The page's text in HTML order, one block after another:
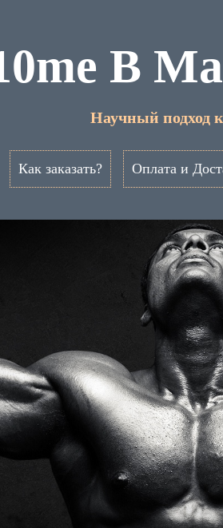
В
Научный подход
Как заказать? Оплата и